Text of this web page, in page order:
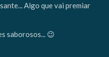
Algo que vai premiar
saborosos... 😉